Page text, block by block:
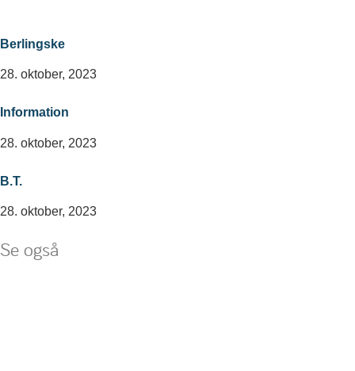
Berlingske
28. oktober, 2023
Information
28. oktober, 2023
B.T.
28. oktober, 2023
Se også